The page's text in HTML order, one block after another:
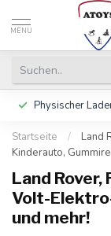
MENU
Physischer
Startseite /
Land
Kinderauto,
Land Rover,
Volt-
und mehr!